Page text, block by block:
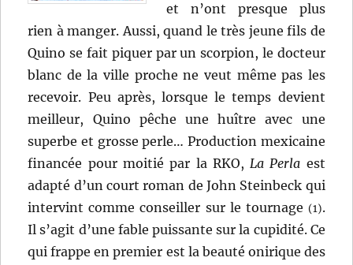
et n’ont presque plus
rien à manger. Aussi, quand le très jeune fils de
Quino se fait piquer par un scorpion, le docteur
blanc de la ville proche ne veut même pas les
recevoir. Peu après, lorsque le temps devient
meilleur, Quino pêche une huître avec une
superbe et grosse perle… Production mexicaine
financée pour moitié par la RKO,La Perla est
adapté d’un court roman de John Steinbeck qui
intervint comme conseiller sur le tournage (1).
Il s’agit d’une fable puissante sur la cupidité. Ce
qui frappe en premier est la beauté onirique des